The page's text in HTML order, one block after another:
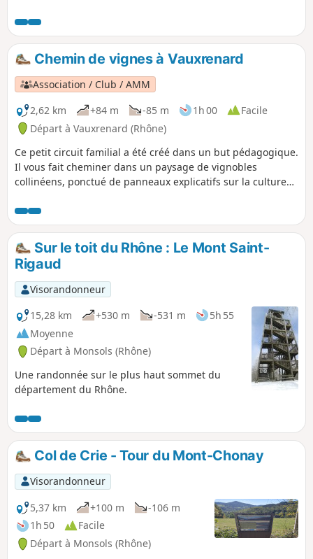
un parcours varié entre vignes pentues, forêts
magnifiques et points de vue panoramiques
jusqu'aux Alpes par temps clair.
Chemin de vignes à Vauxrenard
Association / Club / AMM
2,62 km
+84 m -85 m 1h 00
Facile
Départ à Vauxrenard (Rhône)
Ce petit circuit familial a été créé dans un but pédagogique.
Il vous fait cheminer dans un paysage de vignobles
collinéens, ponctué de panneaux explicatifs sur la culture
Saône, il serpente à la limite de la vigne, entre prairies et
forêts. L'abandon de la culture du vignoble sur les pentes
les plus raides permet de découvrir la végétation pionnière,
très diversifiée, qui occupe, désormais, les parcelles.
Sur le toit du Rhône : Le Mont Saint-
Rigaud
Visorandonneur
15,28 km
+530 m -531 m
5h 55
Moyenne
Départ à Monsols (Rhône)
Une randonnée sur le plus haut sommet du
département du Rhône.
Col de Crie - Tour du Mont-Chonay
Visorandonneur
5,37 km
+100 m
-106 m
1h 50
Facile
Départ à Monsols (Rhône)